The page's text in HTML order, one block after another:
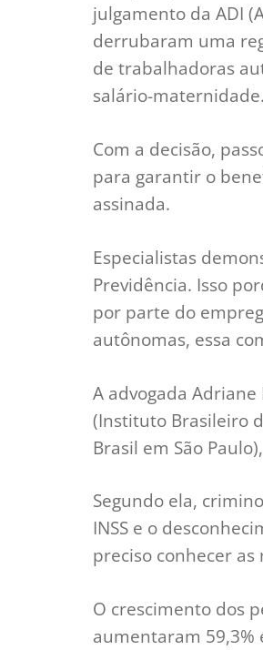
julgamento da ADI
derrubaram uma
de trabalhadoras
salário-maternidade.
Com a decisão,
para garantir o
assinada.
Especialistas
Previdência. Isso
por parte do
autônomas, essa
A advogada
(Instituto Brasileiro
Brasil em São
Segundo ela,
INSS e o
preciso conhecer as
O crescimento dos
aumentaram 59,3%